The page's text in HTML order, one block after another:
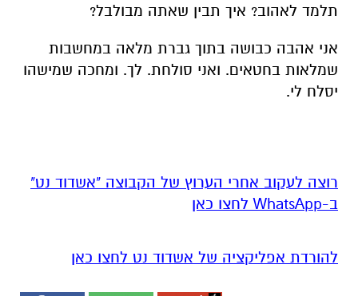
תלמד לאהוב? איך תבין שאתה מבולבל?
אני אהבה כבושה בתוך גברת מלאה במחשבות
שמלאות בחטאים. ואני סולחת. לך. ומחכה שמישהו
יסלח לי.
רוצה לעקוב אחרי הערוץ של הקבוצה "אשדוד נט"
ב-WhatsApp לחצו כאן
להורדת אפליקציה של אשדוד נט לחצו כאן